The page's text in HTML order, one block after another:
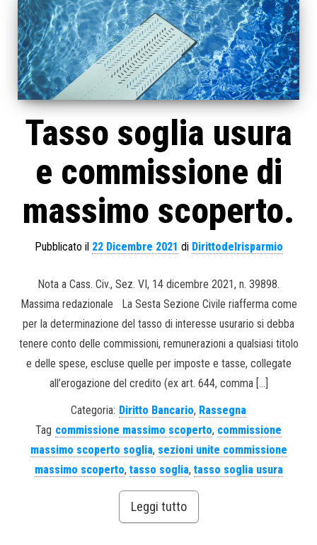
Tasso soglia usura
e commissione di
massimo scoperto.
Pubblicato il 22 Dicembre 2021 di Dirittodelrisparmio
Nota a Cass. Civ., Sez. VI, 14 dicembre 2021, n. 39898.
Massima redazionale La Sesta Sezione Civile riafferma come
per la determinazione del tasso di interesse usurario si debba
tenere conto delle commissioni, remunerazioni a qualsiasi titolo
e delle spese, escluse quelle per imposte e tasse, collegate
all’erogazione del credito (ex art. 644, comma […]
Categoria: Diritto Bancario, Rassegna
Tag commissione massimo scoperto, commissione
massimo scoperto soglia, sezioni unite commissione
massimo scoperto, tasso soglia, tasso soglia usura
Leggi tutto